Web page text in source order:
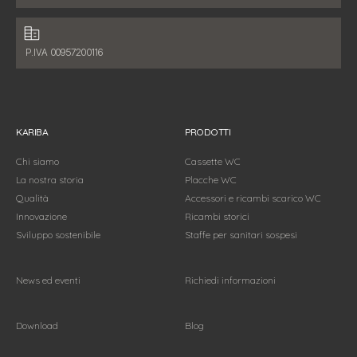
Dati fiscali:
P.IVA 00957200116
KARIBA
Chi siamo
La nostra storia
Qualità
Innovazione
Sviluppo sostenibile
PRODOTTI
Cassette WC
Placche WC
Accessori e ricambi scarico WC
Ricambi storici
Staffe per sanitari sospesi
News ed eventi Richiedi informazioni
Download Blog